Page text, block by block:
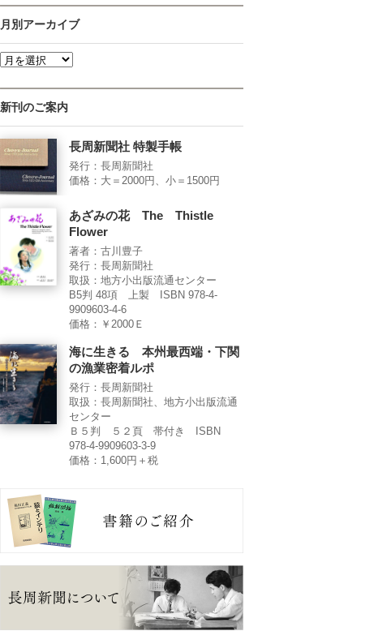
月別アーカイブ
新刊のご案内
長周新聞社 特製手帳
発行：長周新聞社
価格：大＝2000円、小＝1500円
あざみの花 The Thistle
Flower
著者：古川豊子
発行：長周新聞社
取扱：地方小出版流通センター
B5判 48項 上製 ISBN 978-4-
9909603-4-6
価格：￥2000Ｅ
海に生きる 本州最西端・下関
の漁業密着ルポ
発行：長周新聞社
取扱：長周新聞社、地方小出版流通
センター
Ｂ５判 ５２頁 帯付き ISBN
978-4-9909603-3-9
価格：1,600円＋税